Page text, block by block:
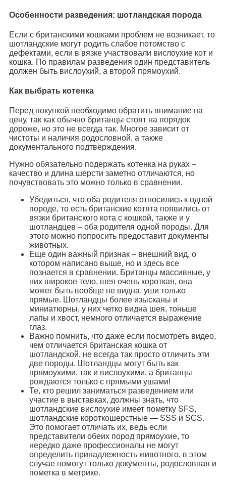
Особенности разведения: шотландская порода
Если с британскими кошками проблем не возникает, то
шотландские могут родить слабое потомство с
дефектами, если в вязке участвовали вислоухие кот и
кошка. По правилам разведения один представитель
должен быть вислоухий, а второй прямоухий.
Как выбрать котенка
Перед покупкой необходимо обратить внимание на
цену, так как обычно британцы стоят на порядок
дороже, но это не всегда так. Многое зависит от
чистоты и наличия родословной, а также
документального подтверждения.
Нужно обязательно подержать котенка на руках –
качество и длина шерсти заметно отличаются, но
почувствовать это можно только в сравнении.
Убедиться, что оба родителя относились к одной
породе, то есть британские котята появились от
вязки британского кота с кошкой, также и у
шотландцев – оба родителя одной породы. Для
этого можно попросить предоставит документы
животных.
Еще один важный признак – внешний вид, о
котором написано выше, но и здесь все
познается в сравнении. Британцы массивные, у
них широкое тело, шея очень короткая, она
может быть вообще не видна, уши только
прямые. Шотландцы более изысканы и
миниатюрны, у них четко видна шея, тоньше
лапы и хвост, немного отличается выражение
глаз.
Важно помнить, что даже если посмотреть видео,
чем отличается британская кошка от
шотландской, не всегда так просто отличить эти
две породы. Шотландцы могут быть как
прямоухими, так и вислоухими, а британцы
рождаются только с прямыми ушами!
Те, кто решил заниматься разведением или
участие в выставках, должны знать, что
шотландские вислоухие имеет пометку SFS,
шотландские короткошерстные — SSS и SCS.
Это помогает отличать их, ведь если
представители обеих пород прямоухие, то
нередко даже профессионалы не могут
определить принадлежность животного, в этом
случае помогут только документы, родословная и
пометка в метрике.